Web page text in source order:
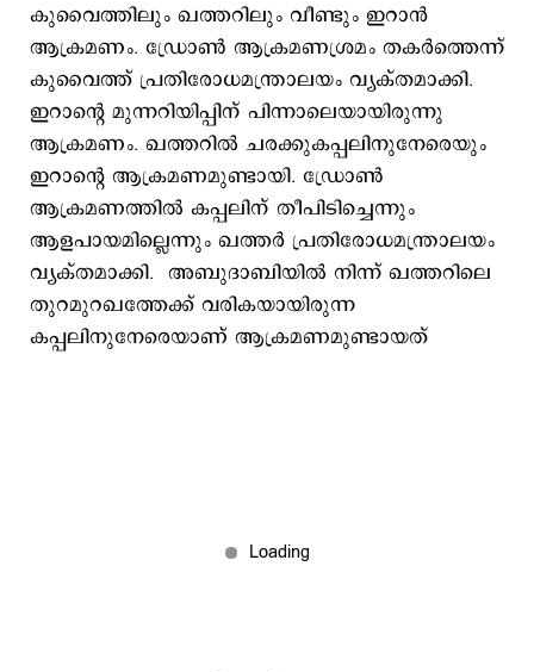
കുവൈത്തിലും ഖത്തറിലും വീണ്ടും ഇറാന്‍
ആക്രമണം. ഡ്രോണ്‍ ആക്രമണശ്രമം തകര്‍ത്തെന്ന്
കുവൈത്ത് പ്രതിരോധമന്ത്രാലയം വ്യക്തമാക്കി.
ഇറാന്റെ മുന്നറിയിപ്പിന് പിന്നാലെയായിരുന്നു
ആക്രമണം. ഖത്തറില്‍ ചരക്കുകപ്പലിനുനേരെയും
ഇറാന്റെ ആക്രമണമുണ്ട‌ായി. ഡ്രോണ്‍
ആക്രമണത്തില്‍ കപ്പലിന് തീപിടിച്ചെന്നും
ആളപായമില്ലെന്നും ഖത്തര്‍ പ്രതിരോധമന്ത്രാലയം
വ്യക്തമാക്കി. അബുദാബിയില്‍ നിന്ന് ഖത്തറിലെ
തുറമുറഖത്തേക്ക് വരികയായിരുന്ന
കപ്പലിനുനേരെയാണ് ആക്രമണമുണ്ടായത്